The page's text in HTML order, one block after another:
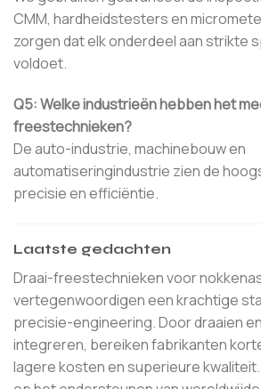
CMM, hardheidstesters en
zorgen dat elk onderdeel aan strikte
voldoet.
Q5: Welke industrieën hebben het
freestechnieken?
De auto-industrie, machinebouw en
automatiseringindustrie zien de
precisie en efficiëntie.
Laatste gedachten
Draai-freestechnieken voor
vertegenwoordigen een krachtige
precisie-engineering. Door draaien
integreren, bereiken fabrikanten
lagere kosten en superieure kwaliteit.